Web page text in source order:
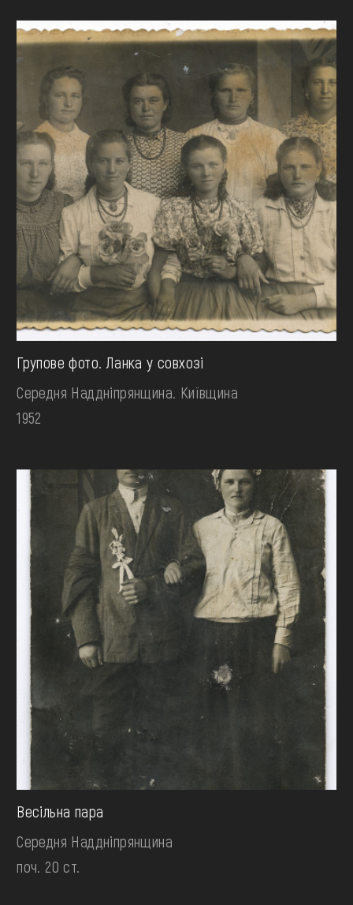
Групове фото. Ланка у совхозі
Середня Наддніпрянщина. Київщина
1952
Весільна пара
Середня Наддніпрянщина
поч. 20 ст.